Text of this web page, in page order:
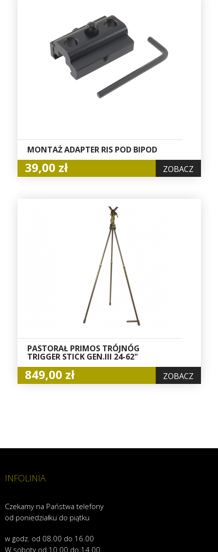
MONTAŻ ADAPTER RIS POD BIPOD
39,00 zł ZOBACZ
PASTORAŁ PRIMOS TRÓJNÓG
TRIGGER STICK GEN.III 24-62"
849,00 zł ZOBACZ
INFOLINIA
Czekamy na Państwa telefony
od poniedziałku do piątku
w godz. od 08.00 do 16.00
W soboty od 10.00 do 14.00